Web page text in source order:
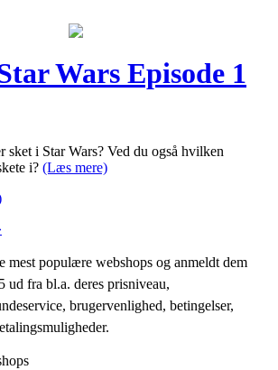
Wars Episode 1
sket i Star Wars? Ved du også hvilken
i? (Læs mere)
mest populære webshops og anmeldt dem
ud fra bl.a. deres prisniveau,
brugervenlighed, betingelser,